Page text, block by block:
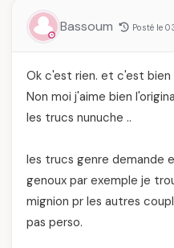
Bassoum Posté le
Ok c'est rien. et c'est
Non moi j'aime bien
les trucs nunuche ..
les trucs genre demande
genoux par exemple je
mignion pr les autres
pas perso.